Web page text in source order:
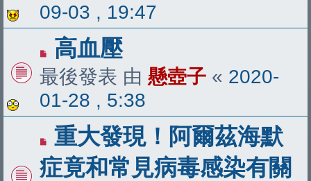
09-03 , 19:47
高血壓
最後發表 由 懸壺子 « 2020-
01-28 , 5:38
重大發現！阿爾茲海默
症竟和常見病毒感染有關